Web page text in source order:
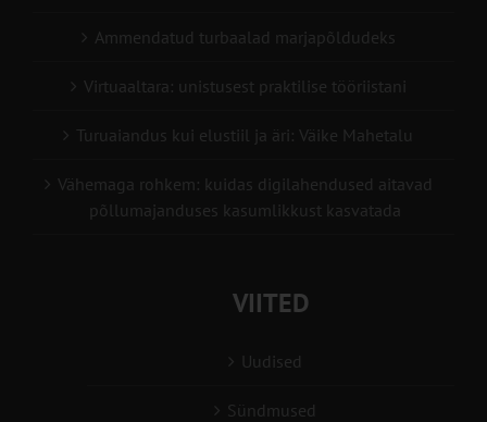
Ammendatud turbaalad marjapõldudeks
Virtuaaltara: unistusest praktilise tööriistani
Turuaiandus kui elustiil ja äri: Väike Mahetalu
Vähemaga rohkem: kuidas digilahendused aitavad
põllumajanduses kasumlikkust kasvatada
VIITED
Uudised
Sündmused